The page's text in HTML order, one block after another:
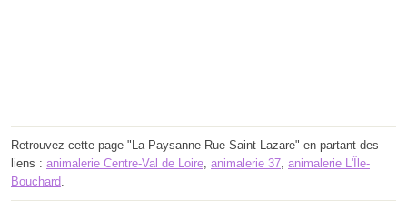
Retrouvez cette page "La Paysanne Rue Saint Lazare" en partant des
liens : animalerie Centre-Val de Loire animalerie 37 animalerie L'Île-
Bouchard